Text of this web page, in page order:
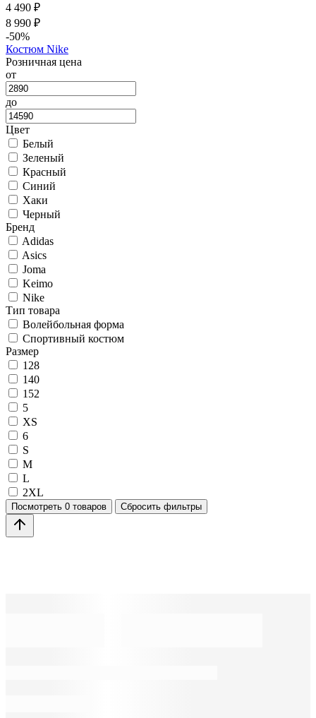
4 490 ₽
8 990 ₽
-50%
Костюм Nike
Розничная цена
от
до
Цвет
Белый
Зеленый
Красный
Синий
Хаки
Черный
Бренд
Adidas
Asics
Joma
Keimo
Nike
Тип товара
Волейбольная форма
Спортивный костюм
Размер
128
140
152
5
XS
6
S
M
L
2XL
Посмотреть 0 товаров Сбросить фильтры